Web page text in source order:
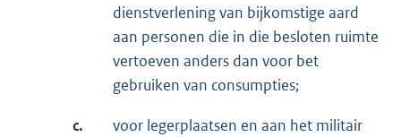
dienstverlening van bijkomstige aard
aan personen die in die besloten ruimte
vertoeven anders dan voor bet
gebruiken van consumpties;
c.
voor legerplaatsen en aan het militair